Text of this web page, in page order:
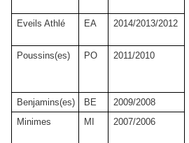
Eveils Athlé
EA 2014/2013/2012
Poussins(es)
PO 2011/2010
Benjamins(es)
BE 2009/2008
Minimes
MI 2007/2006